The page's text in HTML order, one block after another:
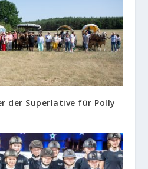
der Superlative für Polly